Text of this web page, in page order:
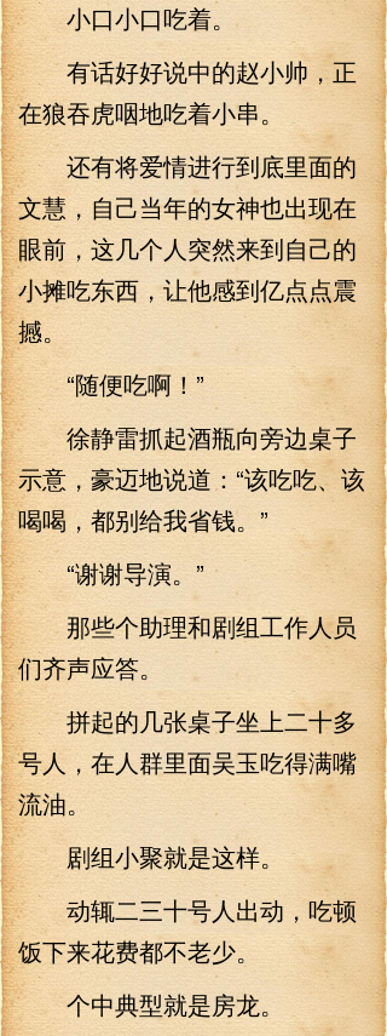
小口小口吃着。
有话好好说中的赵小帅，正
在狼吞虎咽地吃着小串。
还有将爱情进行到底里面的
文慧，自己当年的女神也出现在
眼前，这几个人突然来到自己的
小摊吃东西，让他感到亿点点震
撼。
“随便吃啊！”
徐静雷抓起酒瓶向旁边桌子
示意，豪迈地说道：“该吃吃、该
喝喝，都别给我省钱。”
“谢谢导演。”
那些个助理和剧组工作人员
们齐声应答。
拼起的几张桌子坐上二十多
号人，在人群里面吴玉吃得满嘴
流油。
剧组小聚就是这样。
动辄二三十号人出动，吃顿
饭下来花费都不老少。
个中典型就是房龙。